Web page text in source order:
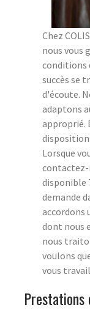
Chez
nous vous
conditions
succès se
d'écoute.
adaptons
approprié.
disposition
Lorsque
contactez-
disponible
demande
accordons
dont nous
nous
voulons
vous